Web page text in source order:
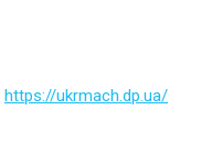
https://ukrmach.dp.ua/